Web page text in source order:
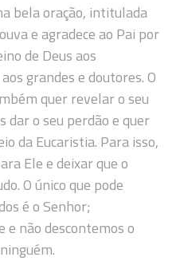
bela oração, intitulada
e agradece ao Pai por
de Deus aos
grandes e doutores. O
quer revelar o seu
dar o seu perdão e quer
da Eucaristia. Para isso,
Ele e deixar que o
O único que pode
é o Senhor;
e não descontemos o